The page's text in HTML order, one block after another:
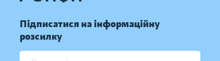
Підписатися на інформаційну
розсилку